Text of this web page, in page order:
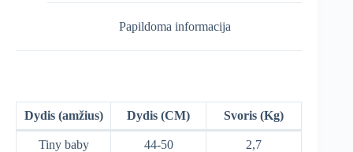
Papildoma informacija
Dydis (amžius) Dydis (CM) Svoris (Kg)
Tiny baby 44-50 2,7